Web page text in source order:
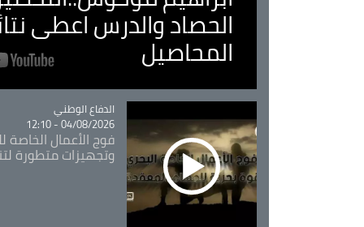
الحصاد والدرس اعطى
المحاصيل
Catégorie
الدفاع الوطني
04/08/2026 - 12:10
فوج الأعمال الخاصة
وتجهيزات متطورة